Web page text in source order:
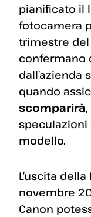
pianificato il
fotocamera
trimestre del
confermano
dall’azienda
quando
scomparirà
modello.
L’uscita della
novembre
Canon